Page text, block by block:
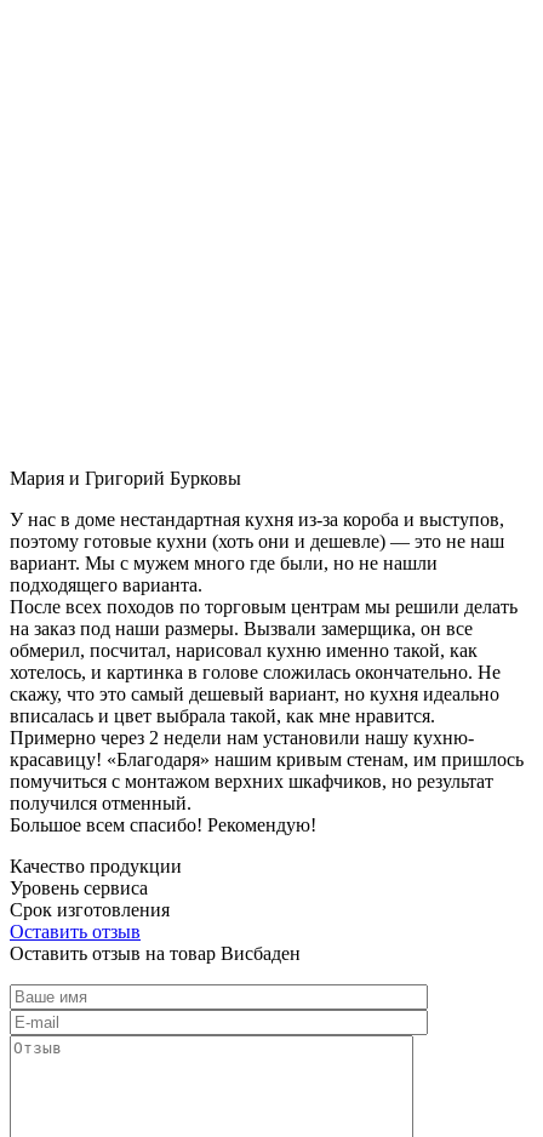
Мария и Григорий Бурковы
У нас в доме нестандартная кухня из-за короба и выступов,
поэтому готовые кухни (хоть они и дешевле) — это не наш
вариант. Мы с мужем много где были, но не нашли
подходящего варианта.
После всех походов по торговым центрам мы решили делать
на заказ под наши размеры. Вызвали замерщика, он все
обмерил, посчитал, нарисовал кухню именно такой, как
хотелось, и картинка в голове сложилась окончательно. Не
скажу, что это самый дешевый вариант, но кухня идеально
вписалась и цвет выбрала такой, как мне нравится.
Примерно через 2 недели нам установили нашу кухню-
красавицу! «Благодаря» нашим кривым стенам, им пришлось
помучиться с монтажом верхних шкафчиков, но результат
получился отменный.
Большое всем спасибо! Рекомендую!
Качество продукции
Уровень сервиса
Срок изготовления
Оставить отзыв
Оставить отзыв на товар Висбаден